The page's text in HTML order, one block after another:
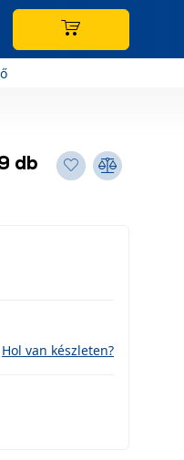
db
Hol van készleten?